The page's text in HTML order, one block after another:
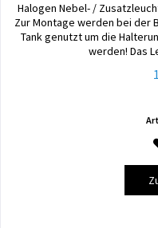
Halogen Nebel- /
Zur Montage werden bei der
Tank genutzt um die
werden! Das